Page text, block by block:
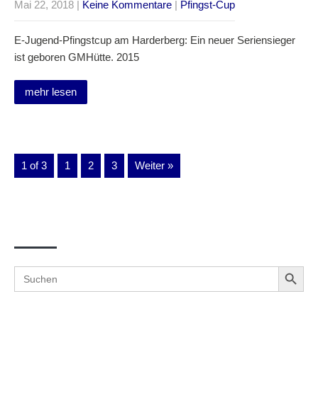
Mai 22, 2018 | Keine Kommentare | Pfingst-Cup
E-Jugend-Pfingstcup am Harderberg: Ein neuer Seriensieger
ist geboren GMHütte. 2015
mehr lesen
1 of 3 1 2 3 Weiter »
Search
for:
Search Button